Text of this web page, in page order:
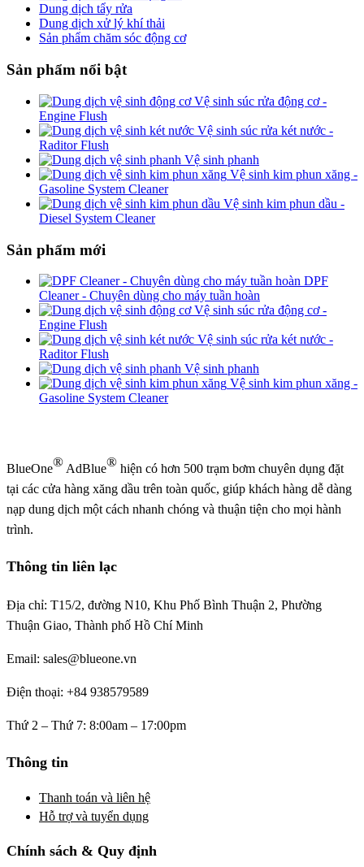
Dung dịch tẩy rửa
Dung dịch xử lý khí thải
Sản phẩm chăm sóc động cơ
Sản phẩm nổi bật
Vệ sinh súc rửa động cơ -
Engine Flush
Vệ sinh súc rửa két nước -
Raditor Flush
Vệ sinh phanh
Vệ sinh kim phun xăng -
Gasoline System Cleaner
Vệ sinh kim phun dầu -
Diesel System Cleaner
Sản phẩm mới
DPF
Cleaner - Chuyên dùng cho máy tuần hoàn
Vệ sinh súc rửa động cơ -
Engine Flush
Vệ sinh súc rửa két nước -
Raditor Flush
Vệ sinh phanh
Vệ sinh kim phun xăng -
Gasoline System Cleaner
BlueOne® AdBlue® hiện có hơn 500 trạm bơm chuyên dụng đặt
tại các cửa hàng xăng dầu trên toàn quốc, giúp khách hàng dễ dàng
nạp dung dịch một cách nhanh chóng và thuận tiện cho mọi hành
trình.
Thông tin liên lạc
Địa chỉ: T15/2, đường N10, Khu Phố Bình Thuận 2, Phường
Thuận Giao, Thành phố Hồ Chí Minh
Email: sales@blueone.vn
Điện thoại: +84 938579589
Thứ 2 – Thứ 7: 8:00am – 17:00pm
Thông tin
Thanh toán và liên hệ
Hỗ trợ và tuyển dụng
Chính sách & Quy định